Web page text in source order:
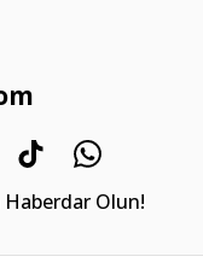
Olun!